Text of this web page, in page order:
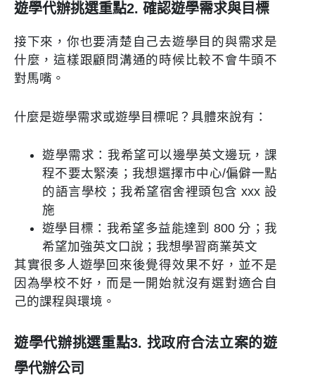
遊學代辦挑選重點2. 確認遊學需求與目標
接下來，你也要清楚自己去遊學目的與需求是
什麼，這樣跟顧問溝通的時候比較不會牛頭不
對馬嘴。
什麼是遊學需求或遊學目標呢？具體來說有：
遊學需求：我希望可以邊學英文邊玩，課
程不要太緊湊；我想選擇市中心/偏僻一點
的語言學校；我希望宿舍裡頭包含 xxx 設
施
遊學目標：我希望多益能達到 800 分；我
希望加強英文口說；我想學習商業英文
其實很多人遊學回來後覺得效果不好，並不是
因為學校不好，而是一開始就沒有選對適合自
己的課程與環境。
遊學代辦挑選重點3. 找政府合法立案的遊
學代辦公司